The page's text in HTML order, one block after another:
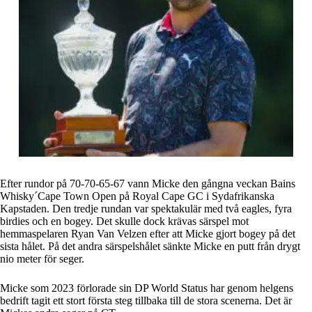
Efter rundor på 70-70-65-67 vann Micke den gångna veckan Bains
Whisky´Cape Town Open på Royal Cape GC i Sydafrikanska
Kapstaden. Den tredje rundan var spektakulär med två eagles, fyra
birdies och en bogey. Det skulle dock krävas särspel mot
hemmaspelaren Ryan Van Velzen efter att Micke gjort bogey på det
sista hålet. På det andra särspelshålet sänkte Micke en putt från drygt
nio meter för seger.
Micke som 2023 förlorade sin DP World Status har genom helgens
bedrift tagit ett stort första steg tillbaka till de stora scenerna. Det är